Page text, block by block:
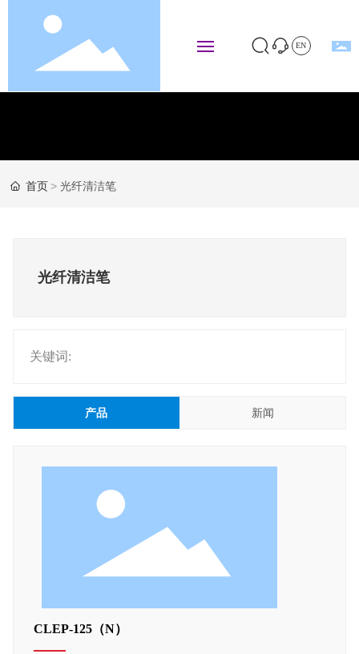
关于同启
EN
首页 光纤清洁笔
光纤清洁笔
关键词:
产品 新闻
CLEP-125（N）